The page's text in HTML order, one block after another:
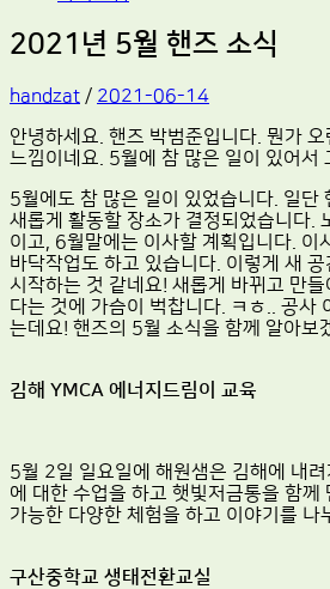
2021년 5월 핸즈 소식
handzat / 2021-06-14
안녕하세요. 핸즈 박범준입니다. 뭔가
느낌이네요. 5월에 참 많은 일이 있어서
5월에도 참 많은 일이 있었습니다. 일단
새롭게 활동할 장소가 결정되었습니다.
이고, 6월말에는 이사할 계획입니다. 이
바닥작업도 하고 있습니다. 이렇게 새 공
시작하는 것 같네요! 새롭게 바뀌고 만
다는 것에 가슴이 벅찹니다. ㅋㅎ.. 공사
는데요! 핸즈의 5월 소식을 함께 알아보
김해 YMCA 에너지드림이 교육
5월 2일 일요일에 해원샘은 김해에 내려
에 대한 수업을 하고 햇빛저금통을 함께
가능한 다양한 체험을 하고 이야기를 나
구산중학교 생태전환교실